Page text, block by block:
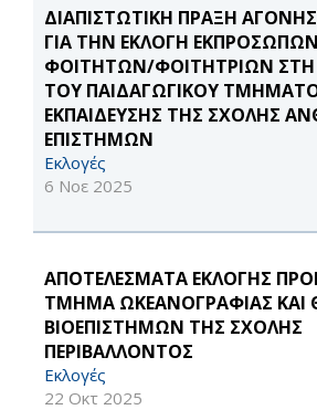
ΔΙΑΠΙΣΤΩΤΙΚΗ ΠΡΑΞΗ ΑΓΟΝΗΣ
ΓΙΑ ΤΗΝ ΕΚΛΟΓΗ
ΦΟΙΤΗΤΩΝ/ΦΟΙΤΗΤΡΙΩΝ ΣΤΗ
ΤΟΥ ΠΑΙΔΑΓΩΓΙΚΟΥ
ΕΚΠΑΙΔΕΥΣΗΣ ΤΗΣ ΣΧΟΛΗΣ
ΕΠΙΣΤΗΜΩΝ
Εκλογές
6 Νοε 2025
ΑΠΟΤΕΛΕΣΜΑΤΑ ΕΚΛΟΓΗΣ
ΤΜΗΜΑ ΩΚΕΑΝΟΓΡΑΦΙΑΣ ΚΑΙ
ΒΙΟΕΠΙΣΤΗΜΩΝ ΤΗΣ ΣΧΟΛΗΣ
ΠΕΡΙΒΑΛΛΟΝΤΟΣ
Εκλογές
22 Οκτ 2025